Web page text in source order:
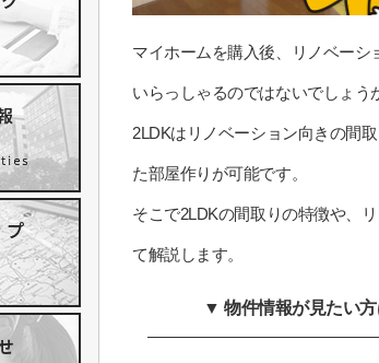
マイホームを購入後、リノベーシ
いらっしゃるのではないでしょう
2LDKはリノベーション向きの間
た部屋作りが可能です。
そこで2LDKの間取りの特徴や、
て解説します。
▼ 物件情報が見たい